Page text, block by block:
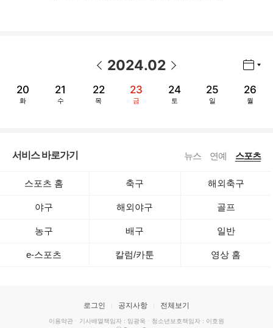
2024.02
20
화
21
수
22
목
23
금
24
토
25
일
26
월
서비스 바로가기 뉴스 연예 스포츠
스포츠 홈 축구 해외축구
야구 해외야구 골프
농구 배구 일반
e-스포츠 칼럼/카툰 영상 홈
로그인 공지사항 전체보기
이용약관 · 기사배열책임자 : 임광욱 · 청소년보호책임자 : 이호원